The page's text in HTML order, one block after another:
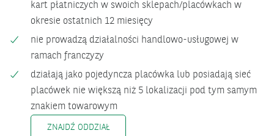
kart płatniczych w swoich sklepach/placówkach w
okresie ostatnich 12 miesięcy
nie prowadzą działalności handlowo-usługowej w
ramach franczyzy
działają jako pojedyncza placówka lub posiadają sieć
placówek nie większą niż 5 lokalizacji pod tym samym
znakiem towarowym
ZNAJDŹ ODDZIAŁ